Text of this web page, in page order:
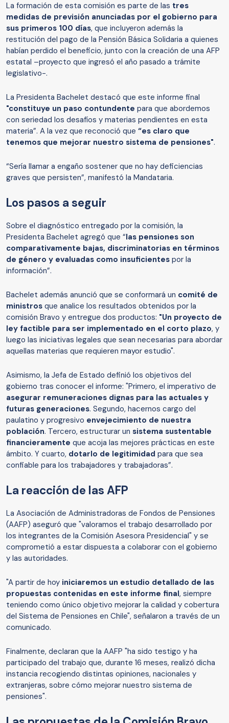
La formación de esta comisión es parte de las tres
medidas de previsión anunciadas por el gobierno para
sus primeros 100 días, que incluyeron además la
restitución del pago de la Pensión Básica Solidaria a quienes
habían perdido el beneficio, junto con la creación de una AFP
estatal –proyecto que ingresó el año pasado a trámite
legislativo-.
La Presidenta Bachelet destacó que este informe final
"constituye un paso contundente para que abordemos
con seriedad los desafíos y materias pendientes en esta
materia”. A la vez que reconoció que “es claro que
tenemos que mejorar nuestro sistema de pensiones".
“Sería llamar a engaño sostener que no hay deficiencias
graves que persisten”, manifestó la Mandataria.
Los pasos a seguir
Sobre el diagnóstico entregado por la comisión, la
Presidenta Bachelet agregó que “las pensiones son
comparativamente bajas, discriminatorias en términos
de género y evaluadas como insuficientes por la
información”.
Bachelet además anunció que se conformará un comité de
ministros que analice los resultados obtenidos por la
comisión Bravo y entregue dos productos: "Un proyecto de
ley factible para ser implementado en el corto plazo, y
luego las iniciativas legales que sean necesarias para abordar
aquellas materias que requieren mayor estudio".
Asimismo, la Jefa de Estado definió los objetivos del
gobierno tras conocer el informe: "Primero, el imperativo de
asegurar remuneraciones dignas para las actuales y
futuras generaciones. Segundo, hacernos cargo del
paulatino y progresivo envejecimiento de nuestra
población. Tercero, estructurar un sistema sustentable
financieramente que acoja las mejores prácticas en este
ámbito. Y cuarto, dotarlo de legitimidad para que sea
confiable para los trabajadores y trabajadoras”.
La reacción de las AFP
La Asociación de Administradoras de Fondos de Pensiones
(AAFP) aseguró que "valoramos el trabajo desarrollado por
los integrantes de la Comisión Asesora Presidencial" y se
comprometió a estar dispuesta a colaborar con el gobierno
y las autoridades.
"A partir de hoy iniciaremos un estudio detallado de las
propuestas contenidas en este informe final, siempre
teniendo como único objetivo mejorar la calidad y cobertura
del Sistema de Pensiones en Chile", señalaron a través de un
comunicado.
Finalmente, declaran que la AAFP "ha sido testigo y ha
participado del trabajo que, durante 16 meses, realizó dicha
instancia recogiendo distintas opiniones, nacionales y
extranjeras, sobre cómo mejorar nuestro sistema de
pensiones".